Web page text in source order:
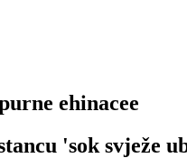
ehinacee
'sok svježe